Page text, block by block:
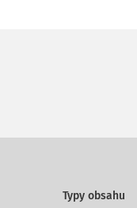
Typy obsahu